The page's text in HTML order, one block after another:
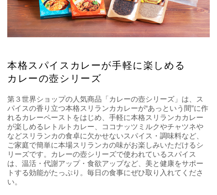
本格スパイスカレーが手軽に楽しめる
カレーの壺シリーズ
第３世界ショップの人気商品「カレーの壺シリーズ」は、ス
パイスの香り立つ本格スリランカカレーが“あっという間”に作
れるカレーペーストをはじめ、手軽に本格スリランカカレー
が楽しめるレトルトカレー、ココナッツミルクやチャツネや
などスリランカの食卓に欠かせないスパイス・調味料など、
ご家庭で簡単に本場スリランカの味がお楽しみいただけるシ
リーズです。カレーの壺シリーズで使われているスパイス
は、温活・代謝アップ・食欲アップなど、美と健康をサポー
トする効能がたっぷり。毎日の食事にぜひ取り入れてくださ
い。